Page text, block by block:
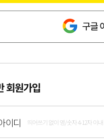
회원가입
이디 띄어쓰기 없이 영/숫자 4-12자 이내